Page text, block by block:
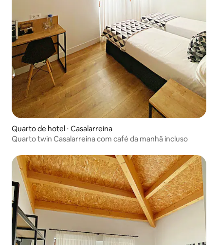
Quarto de hotel ⋅ Casalarreina
Quarto twin Casalarreina com café da manhã incluso